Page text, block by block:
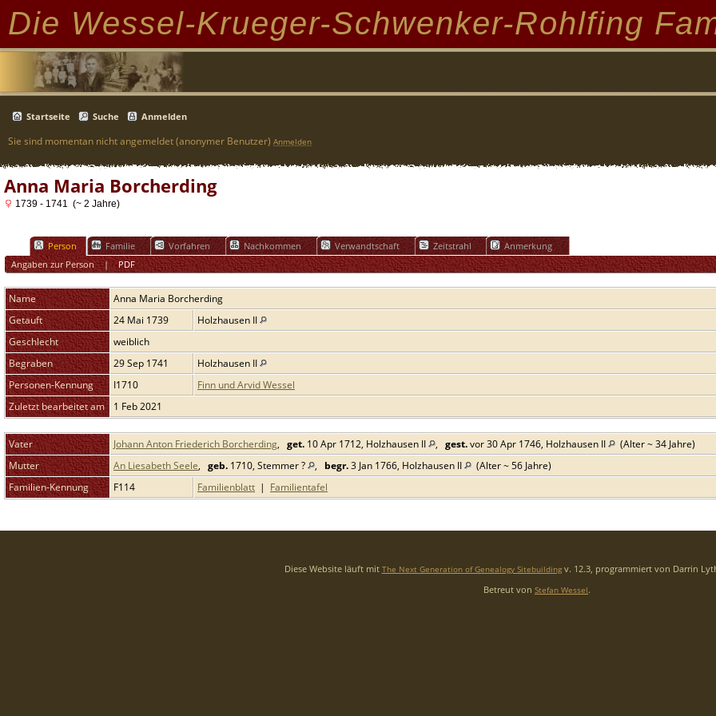
Die Wessel-Krueger-Schwenker-Rohlfing
Startseite Suche Anmelden
Sie sind momentan nicht angemeldet (anonymer Benutzer) Anmelden
Anna Maria Borcherding
1739 - 1741 (~ 2 Jahre)
Person Familie Vorfahren Nachkommen Verwandtschaft Zeitstrahl
Anmerkung
Angaben zur Person|PDF
Name Anna Maria Borcherding
Getauft
24 Mai 1739
Holzhausen II
Geschlecht
weiblich
Begraben
29 Sep 1741
Holzhausen II
Personen-Kennung
I1710
Finn und Arvid Wessel
Zuletzt bearbeitet am
1 Feb 2021
Vater Johann Anton Friederich Borcherding, get. 10 Apr 1712, Holzhausen II , gest.vor 30 Apr 1746, Holzhausen II
(Alter ~ 34 Jahre)
Mutter
An Liesabeth Seele, geb. 1710, Stemmer ? , begr.3 Jan 1766, Holzhausen II
(Alter ~ 56 Jahre)
Familien-Kennung
F114 Familienblatt | Familientafel
Diese Website läuft mit The Next Generation of Genealogy Sitebuildingv. 12.3, programmiert von Darrin
Betreut von Stefan Wessel.